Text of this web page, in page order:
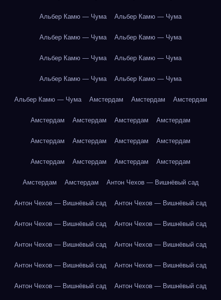
Альбер Камю — Чума Альбер Камю — Чума
Альбер Камю — Чума Альбер Камю — Чума
Альбер Камю — Чума Альбер Камю — Чума
Альбер Камю — Чума Альбер Камю — Чума
Альбер Камю — Чума Амстердам Амстердам Амстердам
Амстердам Амстердам Амстердам Амстердам
Амстердам Амстердам Амстердам Амстердам
Амстердам Амстердам Амстердам Амстердам
Амстердам Амстердам Антон Чехов — Вишнёвый сад
Антон Чехов — Вишнёвый сад Антон Чехов — Вишнёвый сад
Антон Чехов — Вишнёвый сад Антон Чехов — Вишнёвый сад
Антон Чехов — Вишнёвый сад Антон Чехов — Вишнёвый сад
Антон Чехов — Вишнёвый сад Антон Чехов — Вишнёвый сад
Антон Чехов — Вишнёвый сад Антон Чехов — Вишнёвый сад